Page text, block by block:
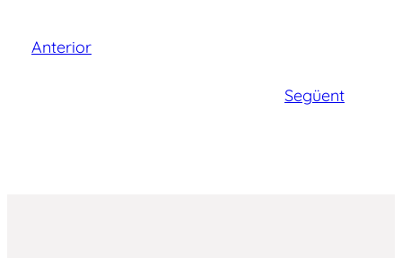
Anterior
Següent